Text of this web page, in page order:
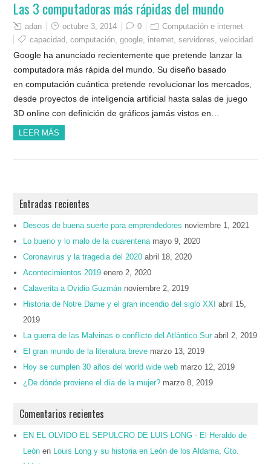
Las 3 computadoras más rápidas del mundo
adan octubre 3, 2014 0
Computación e internet
capacidad
,computación ,google internet ,servidores ,velocidad
Google ha anunciado recientemente que pretende lanzar la
computadora más rápida del mundo. Su diseño basado
en computación cuántica pretende revolucionar los mercados,
desde proyectos de inteligencia artificial hasta salas de juego
3D online con definición de gráficos jamás vistos en…
LEER MÁS
Entradas recientes
Deseos de buena suerte para emprendedores noviembre 1, 2021
Lo bueno y lo malo de la cuarentena mayo 9, 2020
Coronavirus y la tragedia del 2020 abril 18, 2020
Acontecimientos 2019 enero 2, 2020
Calaverita a Ovidio Guzmán noviembre 2, 2019
Historia de Notre Dame y el gran incendio del siglo XXI
abril 15,
2019
La guerra de las Malvinas o conflicto del Atlántico Sur abril 2, 2019
El gran mundo de la literatura breve marzo 13, 2019
Hoy se cumplen 30 años del world wide web marzo 12, 2019
¿De dónde proviene el día de la mujer? marzo 8, 2019
Comentarios recientes
EN EL OLVIDO EL SEPULCRO DE LUIS LONG - El Heraldo de
León en
Louis Long y su historia en León de los Aldama, Gto.